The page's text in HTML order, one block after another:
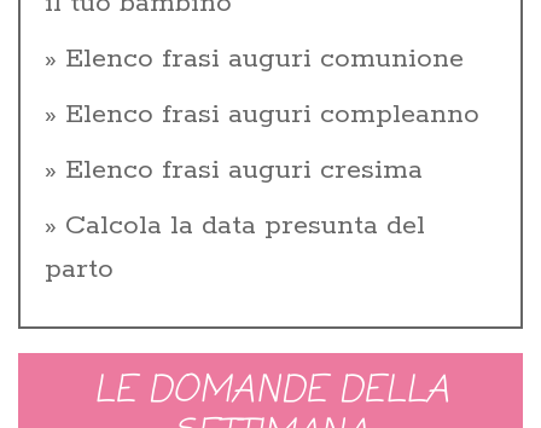
Elenco frasi auguri comunione
Elenco frasi auguri compleanno
Elenco frasi auguri cresima
Calcola la data presunta del
parto
LE DOMANDE DELLA